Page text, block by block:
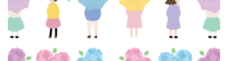
a
i
o
n